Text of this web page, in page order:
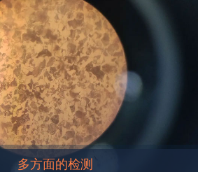
多方面的检测